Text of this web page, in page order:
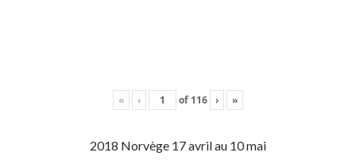
« ‹ of 116 › »
2018 Norvège 17 avril au 10 mai